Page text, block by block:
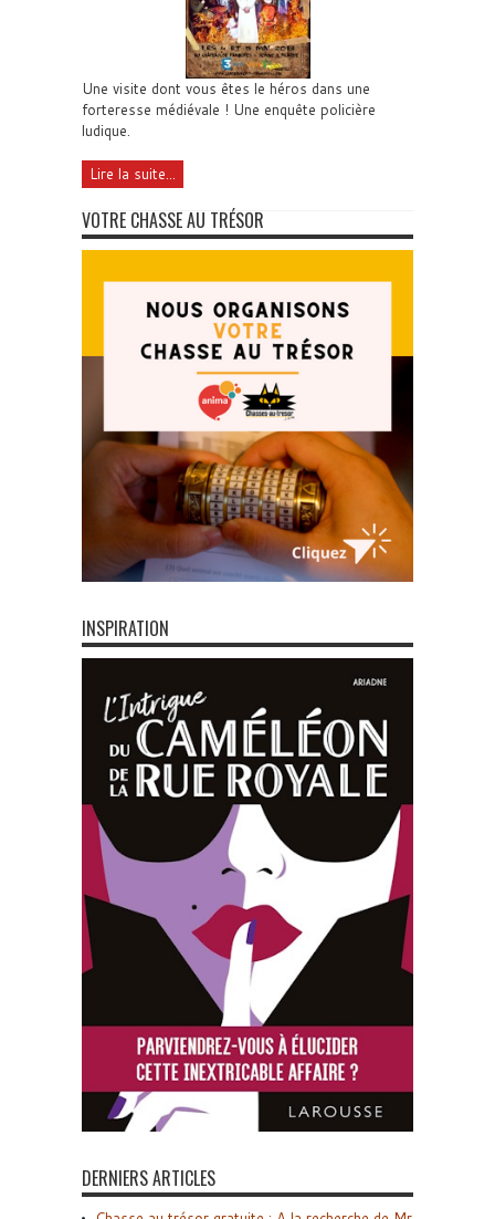
Une visite dont vous êtes le héros dans une
forteresse médiévale ! Une enquête policière
ludique.
Lire la suite...
VOTRE CHASSE AU TRÉSOR
INSPIRATION
DERNIERS ARTICLES